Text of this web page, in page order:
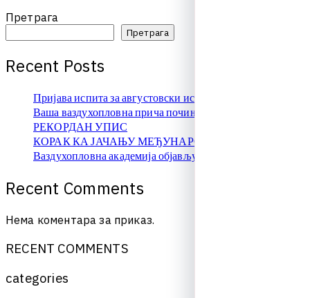
Претрага
Претрага
Recent Posts
Пријава испита за августовски испитни рок
Ваша ваздухопловна прича почиње овде!
РЕКОРДАН УПИС
КОРАК КА ЈАЧАЊУ МЕЂУНАРОДНЕ САРАДЊЕ
Ваздухопловна академија објављује упис на � …
Recent Comments
Нема коментара за приказ.
RECENT COMMENTS
categories